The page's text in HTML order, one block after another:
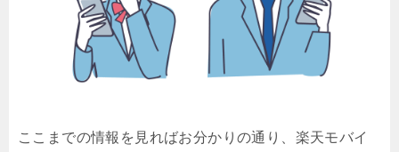
ここまでの情報を見ればお分かりの通り、楽天モバイ